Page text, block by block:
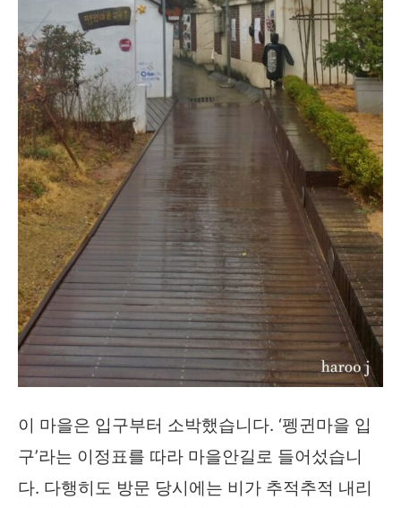
이 마을은 입구부터 소박했습니다. ‘펭귄마을 입
구’라는 이정표를 따라 마을안길로 들어섰습니
다. 다행히도 방문 당시에는 비가 추적추적 내리